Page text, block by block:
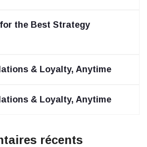
the Best Strategy
& Loyalty, Anytime
& Loyalty, Anytime
récents